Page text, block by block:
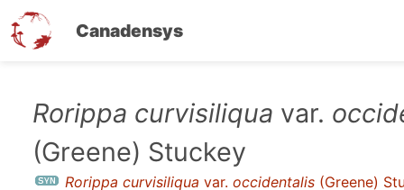
Canadensys
contenu
principal
Rorippa curvisiliqua var.
(Greene) Stuckey
Rorippa curvisiliqua var. occidentalis (Greene)